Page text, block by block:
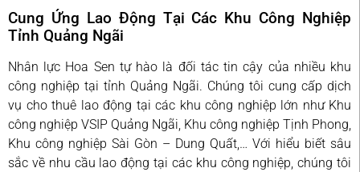
Cung Ứng Lao Động Tại Các Khu Công Nghiệp
Tỉnh Quảng Ngãi
Nhân lực Hoa Sen tự hào là đối tác tin cậy của nhiều khu
công nghiệp tại tỉnh Quảng Ngãi. Chúng tôi cung cấp dịch
vụ cho thuê lao động tại các khu công nghiệp lớn như Khu
công nghiệp VSIP Quảng Ngãi, Khu công nghiệp Tịnh Phong,
Khu công nghiệp Sài Gòn – Dung Quất,… Với hiểu biết sâu
sắc về nhu cầu lao động tại các khu công nghiệp, chúng tôi